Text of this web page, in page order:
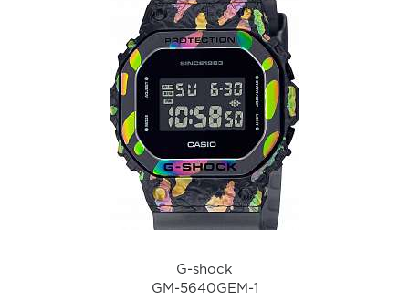
G-shock
GM-5640GEM-1
G-shock
GM-5640GEM-1